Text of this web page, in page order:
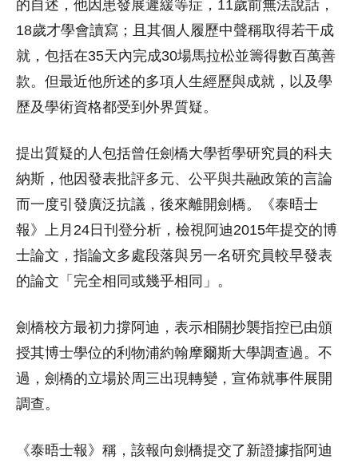
的自述，他因患發展遲緩等症，11歲前無法說話，
18歲才學會讀寫；且其個人履歷中聲稱取得若干成
就，包括在35天內完成30場馬拉松並籌得數百萬善
款。但最近他所述的多項人生經歷與成就，以及學
歷及學術資格都受到外界質疑。
提出質疑的人包括曾任劍橋大學哲學研究員的科夫
納斯，他因發表批評多元、公平與共融政策的言論
而一度引發廣泛抗議，後來離開劍橋。《泰晤士
報》上月24日刊登分析，檢視阿迪2015年提交的博
士論文，指論文多處段落與另一名研究員較早發表
的論文「完全相同或幾乎相同」。
劍橋校方最初力撐阿迪，表示相關抄襲指控已由頒
授其博士學位的利物浦約翰摩爾斯大學調查過。不
過，劍橋的立場於周三出現轉變，宣佈就事件展開
調查。
《泰晤士報》稱，該報向劍橋提交了新證據指阿迪